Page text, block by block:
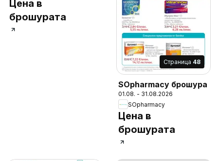
Цена в
брошурата
Cтраница 48
SOpharmacy брошура
01.08. - 31.08.2026
SOpharmacy
Цена в
брошурата